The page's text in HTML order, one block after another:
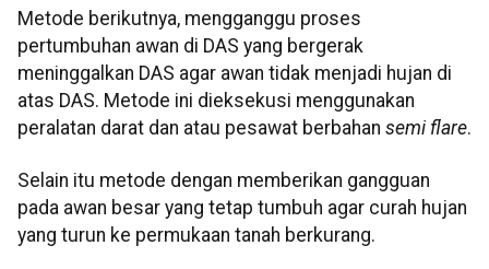
Metode berikutnya, mengganggu proses
pertumbuhan awan di DAS yang bergerak
meninggalkan DAS agar awan tidak menjadi hujan di
atas DAS. Metode ini dieksekusi menggunakan
peralatan darat dan atau pesawat berbahan semi flare.
Selain itu metode dengan memberikan gangguan
pada awan besar yang tetap tumbuh agar curah hujan
yang turun ke permukaan tanah berkurang.